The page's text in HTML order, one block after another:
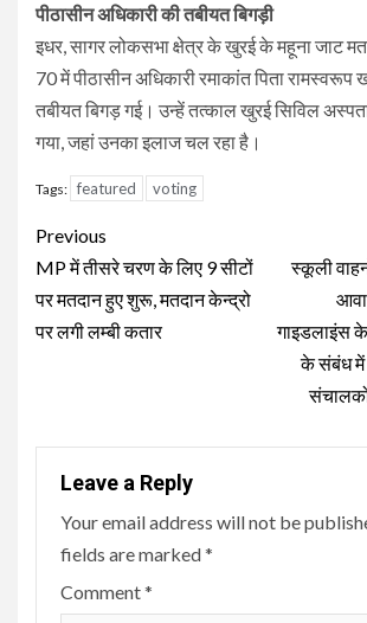
पीठासीन अधिकारी की तबीयत बिगड़ी
इधर, सागर लोकसभा क्षेत्र के खुरई के महूना जाट
70 में पीठासीन अधिकारी रमाकांत पिता
तबीयत बिगड़ गई। उन्हें तत्काल खुरई सिविल
गया, जहां उनका इलाज चल रहा है।
Tags: featured voting
Continue
Reading
Previous
MP में तीसरे चरण के लिए 9 सीटों
पर मतदान हुए शुरू, मतदान केन्द्रो
पर लगी लम्बी कतार
स्कूली
गाइडलाइंस
के संबंध
Leave a Reply
Your email address will not be
fields are marked*
Comment*